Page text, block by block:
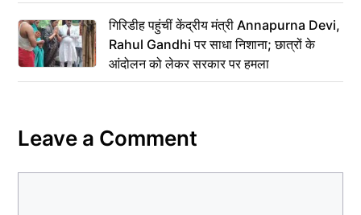
गिरिडीह पहुंचीं केंद्रीय मंत्री Annapurna Devi,
Rahul Gandhi पर साधा निशाना; छात्रों के
आंदोलन को लेकर सरकार पर हमला
Leave a Comment